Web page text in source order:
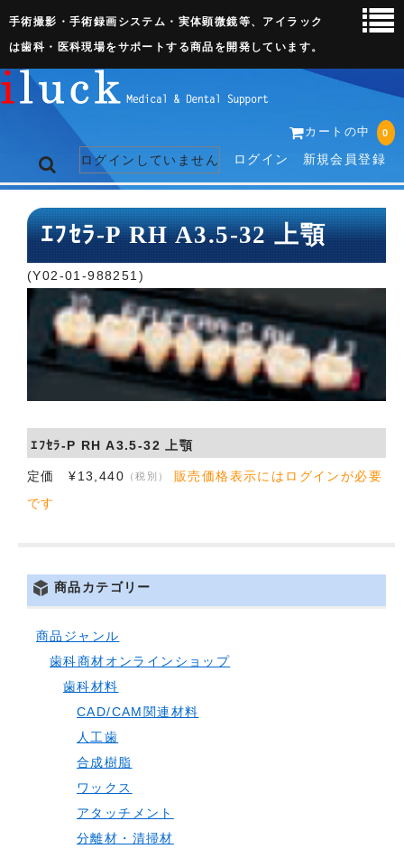
手術撮影・手術録画システム・実体顕微鏡等、アイラック
は歯科・医科現場をサポートする商品を開発しています。
カートの中 0
ログインしていません ログイン 新規会員登録
トップページ
歯科関連機器
術野撮影キット
お問い合わせ
ｴﾌｾﾗ-P RH A3.5-32 上顎
(Y02-01-988251)
ｴﾌｾﾗ-P RH A3.5-32 上顎
定価 ¥13,440 （税別）
販売価格表示にはログインが必要
です
商品カテゴリー
商品ジャンル
歯科商材オンラインショップ
歯科材料
CAD/CAM関連材料
人工歯
合成樹脂
ワックス
アタッチメント
分離材・清掃材